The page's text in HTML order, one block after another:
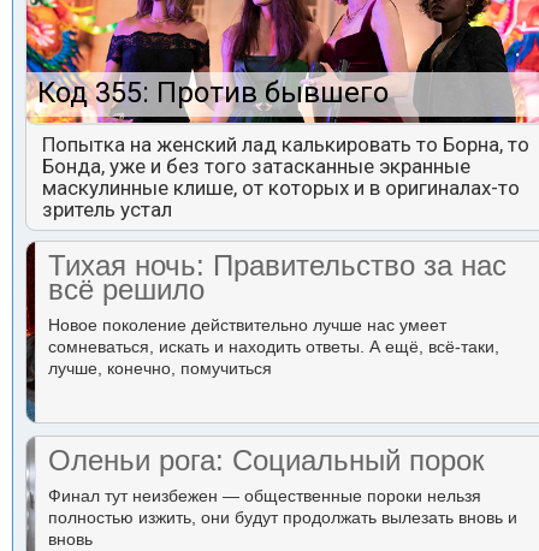
Код 355: Против бывшего
Попытка на женский лад калькировать то Борна, то
Бонда, уже и без того затасканные экранные
маскулинные клише, от которых и в оригиналах-то
зритель устал
Тихая ночь: Правительство за нас
всё решило
Новое поколение действительно лучше нас умеет
сомневаться, искать и находить ответы. А ещё, всё-таки,
лучше, конечно, помучиться
Оленьи рога: Социальный порок
Финал тут неизбежен — общественные пороки нельзя
полностью изжить, они будут продолжать вылезать вновь и
вновь